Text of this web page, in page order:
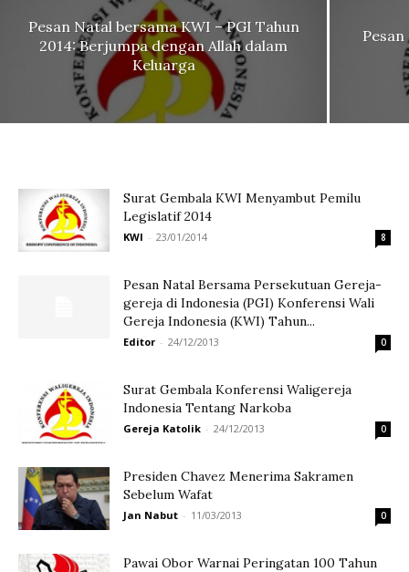
Pesan Natal bersama KWI – PGI Tahun
2014: Berjumpa dengan Allah dalam
Keluarga
Surat Gembala KWI Menyambut Pemilu
Legislatif 2014
KWI - 23/01/2014 8
Pesan Natal Bersama Persekutuan Gereja-
gereja di Indonesia (PGI) Konferensi Wali
Gereja Indonesia (KWI) Tahun...
Editor - 24/12/2013 0
Surat Gembala Konferensi Waligereja
Indonesia Tentang Narkoba
Gereja Katolik - 24/12/2013 0
Presiden Chavez Menerima Sakramen
Sebelum Wafat
Jan Nabut - 11/03/2013 0
Pawai Obor Warnai Peringatan 100 Tahun